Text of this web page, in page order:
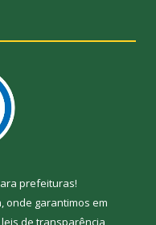
prefeituras!
onde garantimos em
leis de transparência